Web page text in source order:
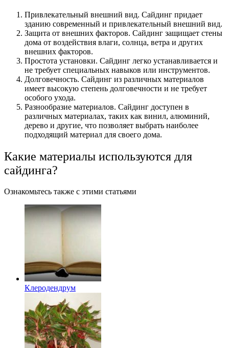
Привлекательный внешний вид. Сайдинг придает
зданию современный и привлекательный внешний вид.
Защита от внешних факторов. Сайдинг защищает стены
дома от воздействия влаги, солнца, ветра и других
внешних факторов.
Простота установки. Сайдинг легко устанавливается и
не требует специальных навыков или инструментов.
Долговечность. Сайдинг из различных материалов
имеет высокую степень долговечности и не требует
особого ухода.
Разнообразие материалов. Сайдинг доступен в
различных материалах, таких как винил, алюминий,
дерево и другие, что позволяет выбрать наиболее
подходящий материал для своего дома.
Какие материалы используются для
сайдинга?
Ознакомьтесь также с этими статьями
Клеродендрум